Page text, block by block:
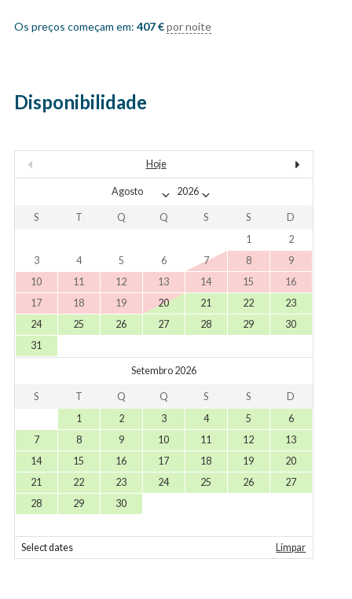
Os preços começam em: 407€ por noite
Disponibilidade
Hoje
S T Q Q S S
D
1
2
3
4 5 6 7 8
9
10
11 12 13 14 15
16
17
18 19 20 21 22
23
24
25 26 27 28 29
30
31
Setembro 2026
S T Q Q S S
D
1
2 3 4 5
6
7
8 9 10 11 12
13
14
15 16 17 18 19
20
21
22 23 24 25 26
27
28
29 30
Select dates Limpar